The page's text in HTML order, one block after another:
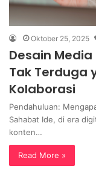
Oktober 25, 2025
Desain
Tak Terduga
Kolaborasi
Pendahuluan:
Sahabat Ide, di era
konten…
Read More »